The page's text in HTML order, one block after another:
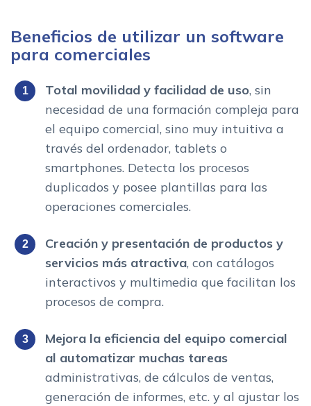
Beneficios de utilizar un software
para comerciales
Total movilidad y facilidad de uso, sin
necesidad de una formación compleja para
el equipo comercial, sino muy intuitiva a
través del ordenador, tablets o
smartphones. Detecta los procesos
duplicados y posee plantillas para las
operaciones comerciales.
Creación y presentación de productos y
servicios más atractiva, con catálogos
interactivos y multimedia que facilitan los
procesos de compra.
Mejora la eficiencia del equipo comercial
al automatizar muchas tareas
administrativas, de cálculos de ventas,
generación de informes, etc. y al ajustar los